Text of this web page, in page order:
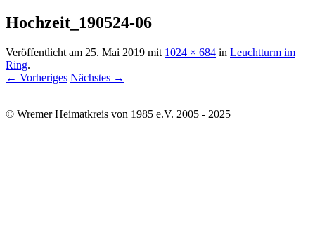
Hochzeit_190524-06
Veröffentlicht am 25. Mai 2019 mit 1024 × 684 in Leuchtturm im
Ring.
← Vorheriges Nächstes →
© Wremer Heimatkreis von 1985 e.V. 2005 - 2025